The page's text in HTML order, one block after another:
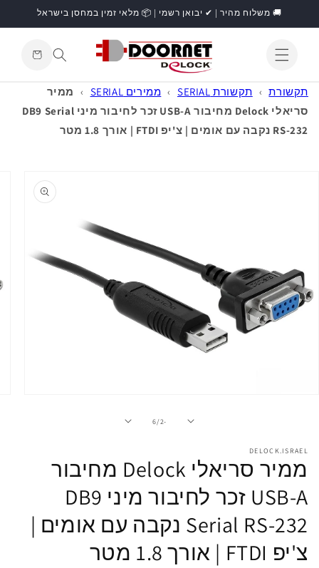
דילוג🚚 משלוח מהיר | ✔ יבואן רשמי | 📦 מלאי זמין במחסן בישראל
התחברות
קניות
תקשורת › תקשורת SERIAL › ממירים SERIAL › ממיר
סריאלי Delock מחיבור USB-A זכר לחיבור מיני DB9 Serial
RS-232 נקבה עם אומים | צ'יפ FTDI | אורך 1.8 מטר
-2
/
מתוך
6
DELOCK.ISRAEL
ממיר סריאלי Delock מחיבור
USB-A זכר לחיבור מיני DB9
Serial RS-232 נקבה עם אומים |
צ'יפ FTDI | אורך 1.8 מטר